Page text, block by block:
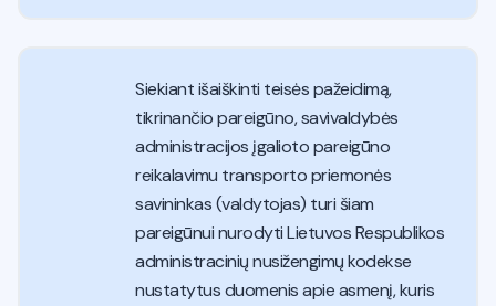
Siekiant išaiškinti teisės pažeidimą,
tikrinančio pareigūno, savivaldybės
administracijos įgalioto pareigūno
reikalavimu transporto priemonės
savininkas (valdytojas) turi šiam
pareigūnui nurodyti Lietuvos Respublikos
administracinių nusižengimų kodekse
nustatytus duomenis apie asmenį, kuris